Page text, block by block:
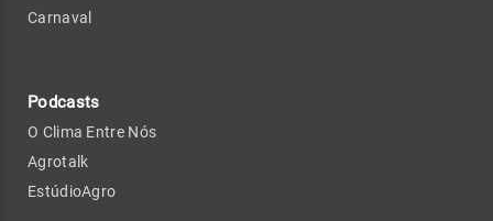
Carnaval
Podcasts
O Clima Entre Nós
Agrotalk
EstúdioAgro